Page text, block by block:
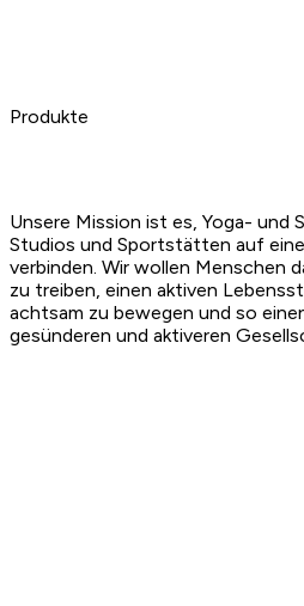
Produkte
Unsere Mission ist es, Yoga- und
Studios und Sportstätten auf
verbinden. Wir wollen Menschen
zu treiben, einen aktiven
achtsam zu bewegen und so
gesünderen und aktiveren